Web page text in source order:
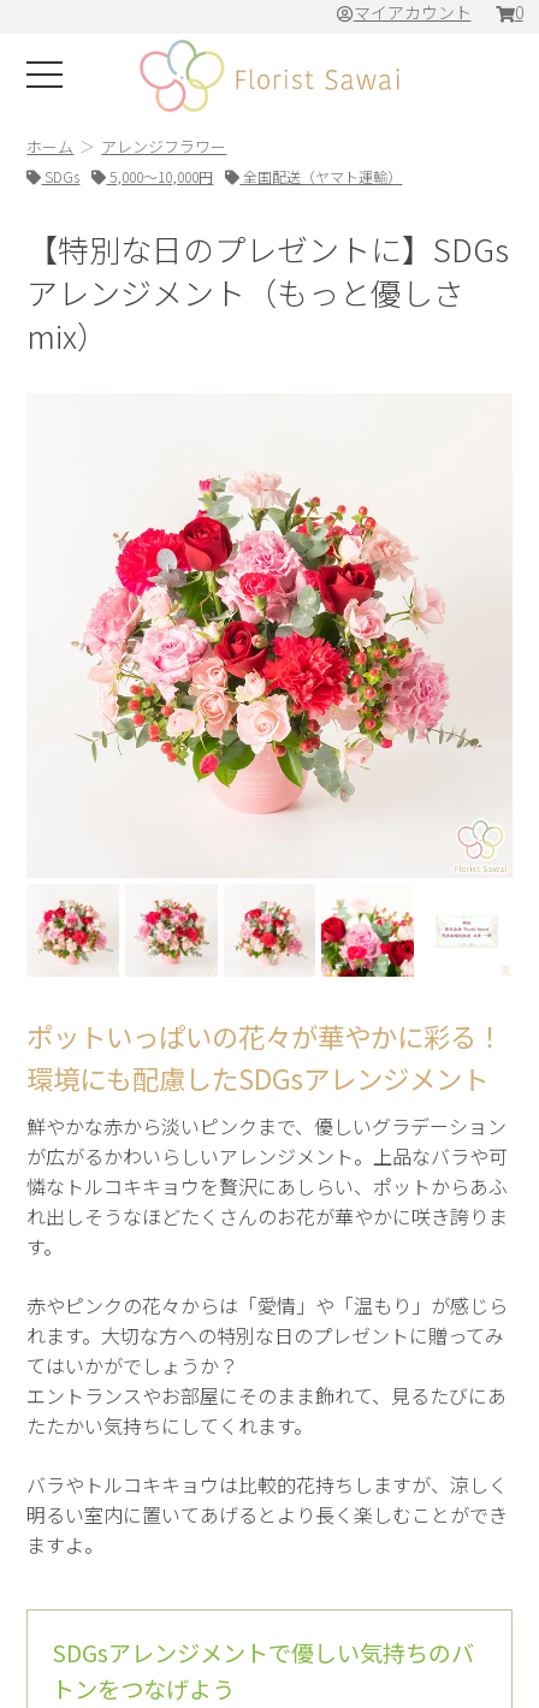
0
マイアカウント
ホーム アレンジフラワー
SDGs 5,000～10,000円 全国配送（ヤマト運輸）
【特別な日のプレゼントに】SDGs
アレンジメント（もっと優しさ
mix）
ポットいっぱいの花々が華やかに彩る！
環境にも配慮したSDGsアレンジメント
鮮やかな赤から淡いピンクまで、優しいグラデーション
が広がるかわいらしいアレンジメント。上品なバラや可
憐なトルコキキョウを贅沢にあしらい、ポットからあふ
れ出しそうなほどたくさんのお花が華やかに咲き誇りま
す。
赤やピンクの花々からは「愛情」や「温もり」が感じら
れます。大切な方への特別な日のプレゼントに贈ってみ
てはいかがでしょうか？
エントランスやお部屋にそのまま飾れて、見るたびにあ
たたかい気持ちにしてくれます。
バラやトルコキキョウは比較的花持ちしますが、涼しく
明るい室内に置いてあげるとより長く楽しむことができ
ますよ。
SDGsアレンジメントで優しい気持ちのバ
トンをつなげよう